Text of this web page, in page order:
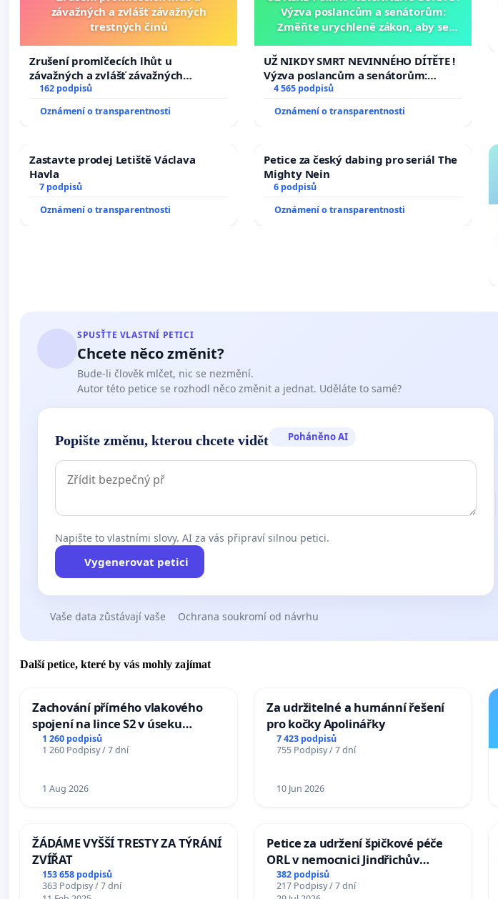
závažných a zvlášť závažných
trestných činů
Zrušení promlčecích lhůt u
závažných a zvlášť závažných
trestných činů
162 podpisů
Oznámení o transparentnosti
Výzva poslancům a senátorům:
Změňte urychleně zákon, aby se
opakovat!
UŽ NIKDY SMRT NEVINNÉHO DÍTĚTE !
Výzva poslancům a senátorům:
Změňte urychleně zákon, aby se
opakovat!
4 565 podpisů
Oznámení o transparentnosti
Zastavte prodej Letiště Václava
Havla
7 podpisů
Oznámení o transparentnosti
Petice za český dabing pro seriál The
Mighty Nein
6 podpisů
Oznámení o transparentnosti
SPUSŤTE VLASTNÍ PETICI
Chcete něco změnit?
Bude-li člověk mlčet, nic se nezmění.
Autor této petice se rozhodl něco změnit a jednat. Uděláte to samé?
Popište změnu, kterou chcete vidět Poháněno AI
Napište to vlastními slovy. AI za vás připraví silnou petici.
Vygenerovat petici
Vaše data zůstávají vaše Ochrana soukromí od návrhu
Další petice, které by vás mohly zajímat
Zachování přímého vlakového
spojení na lince S2 v úseku
Ostrava – Bohumín – Karviná –
Mosty u Jablunkova
1 260 podpisů
1 260 Podpisy / 7 dní
1 Aug 2026
Za udržitelné a humánní řešení
pro kočky Apolinářky
7 423 podpisů
755 Podpisy / 7 dní
10 Jun 2026
ŽÁDÁME VYŠŠÍ TRESTY ZA TÝRÁNÍ
ZVÍŘAT
153 658 podpisů
363 Podpisy / 7 dní
Petice za udržení špičkové péče
ORL v nemocnici Jindřichův
Hradec
382 podpisů
217 Podpisy / 7 dní